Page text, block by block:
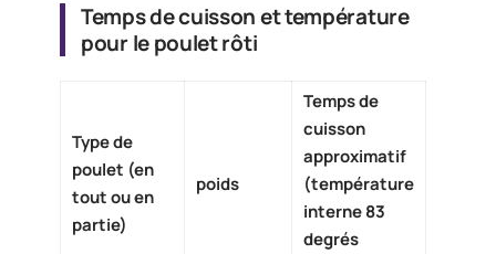
Temps de cuisson et température
pour le poulet rôti
Type de
poulet (en
tout ou en
partie)
poids
Temps de
cuisson
approximatif
(température
interne 83
degrés